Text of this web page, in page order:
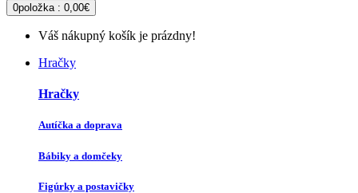
0položka : 0,00€
Váš nákupný košík je prázdny!
Hračky
Hračky
Autíčka a doprava
Bábiky a domčeky
Figúrky a postavičky